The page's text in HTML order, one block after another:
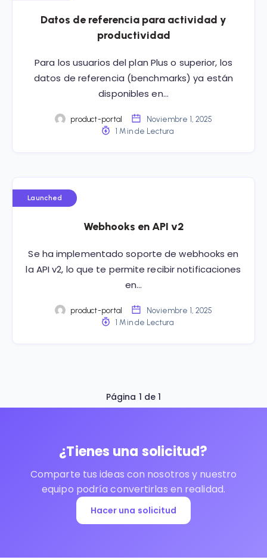
Datos de referencia para actividad y
productividad
Para los usuarios del plan Plus o superior, los
datos de referencia (benchmarks) ya están
disponibles en…
product-portal
Noviembre 1, 2025
1 Min de Lectura
Launched
Webhooks en API v2
Se ha implementado soporte de webhooks en
la API v2, lo que te permite recibir notificaciones
en…
product-portal
Noviembre 1, 2025
1 Min de Lectura
Página 1 de 1
¿Tienes una solicitud?
Comparte tus ideas con nosotros y nuestro
equipo podría convertirlas en realidad.
Hacer una solicitud